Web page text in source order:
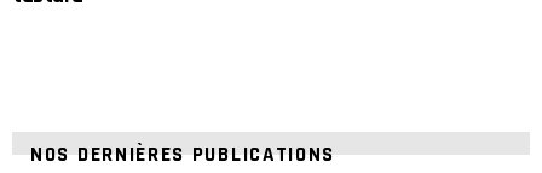
NOS DERNIÈRES PUBLICATIONS